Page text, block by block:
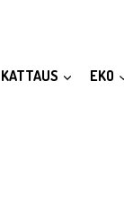
KATTAUS EKO